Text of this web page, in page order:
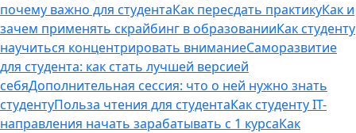
почему важно для студентаКак пересдать практикуКак и
зачем применять скрайбинг в образованииКак студенту
научиться концентрировать вниманиеСаморазвитие
для студента: как стать лучшей версией
себяДополнительная сессия: что о ней нужно знать
студентуПольза чтения для студентаКак студенту IT-
направления начать зарабатывать с 1 курсаКак